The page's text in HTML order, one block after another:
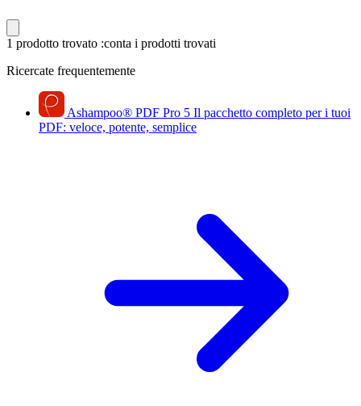
1 prodotto trovato :conta i prodotti trovati
Ricercate frequentemente
Ashampoo® PDF Pro 5 Il pacchetto completo per i tuoi
PDF: veloce, potente, semplice